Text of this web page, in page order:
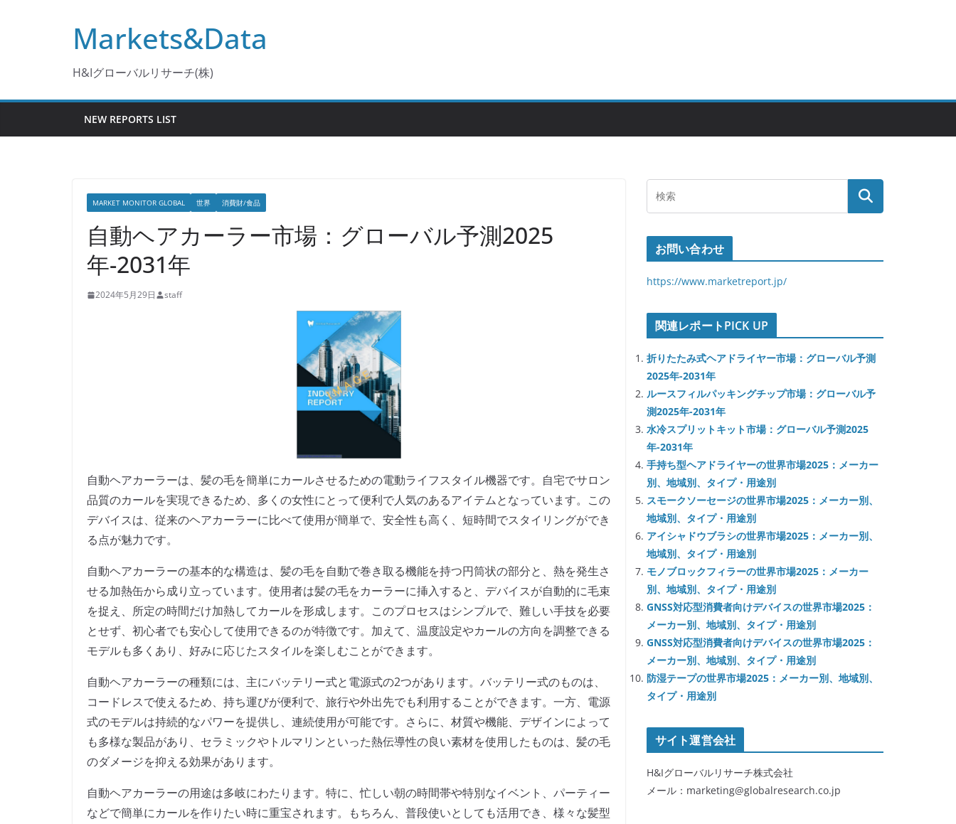
Markets&Data
H&Iグローバルリサーチ(株)
NEW REPORTS LIST
MARKET MONITOR GLOBAL 世界 消費財/食品
自動ヘアカーラー市場：グローバル予測2025
年-2031年
2024年5月29日 staff
自動ヘアカーラーは、髪の毛を簡単にカールさせるための電動ライフスタイル機器です。自宅でサロン
品質のカールを実現できるため、多くの女性にとって便利で人気のあるアイテムとなっています。この
デバイスは、従来のヘアカーラーに比べて使用が簡単で、安全性も高く、短時間でスタイリングができ
る点が魅力です。
自動ヘアカーラーの基本的な構造は、髪の毛を自動で巻き取る機能を持つ円筒状の部分と、熱を発生さ
せる加熱缶から成り立っています。使用者は髪の毛をカーラーに挿入すると、デバイスが自動的に毛束
を捉え、所定の時間だけ加熱してカールを形成します。このプロセスはシンプルで、難しい手技を必要
とせず、初心者でも安心して使用できるのが特徴です。加えて、温度設定やカールの方向を調整できる
モデルも多くあり、好みに応じたスタイルを楽しむことができます。
自動ヘアカーラーの種類には、主にバッテリー式と電源式の2つがあります。バッテリー式のものは、
コードレスで使えるため、持ち運びが便利で、旅行や外出先でも利用することができます。一方、電源
式のモデルは持続的なパワーを提供し、連続使用が可能です。さらに、材質や機能、デザインによって
も多様な製品があり、セラミックやトルマリンといった熱伝導性の良い素材を使用したものは、髪の毛
のダメージを抑える効果があります。
自動ヘアカーラーの用途は多岐にわたります。特に、忙しい朝の時間帯や特別なイベント、パーティー
などで簡単にカールを作りたい時に重宝されます。もちろん、普段使いとしても活用でき、様々な髪型
お問い合わせ
https://www.marketreport.jp/
関連レポートPICK UP
折りたたみ式ヘアドライヤー市場：グローバル予測
2025年-2031年
ルースフィルパッキングチップ市場：グローバル予
測2025年-2031年
水冷スプリットキット市場：グローバル予測2025
年-2031年
手持ち型ヘアドライヤーの世界市場2025：メーカー
別、地域別、タイプ・用途別
スモークソーセージの世界市場2025：メーカー別、
地域別、タイプ・用途別
アイシャドウブラシの世界市場2025：メーカー別、
地域別、タイプ・用途別
モノブロックフィラーの世界市場2025：メーカー
別、地域別、タイプ・用途別
GNSS対応型消費者向けデバイスの世界市場2025：
メーカー別、地域別、タイプ・用途別
GNSS対応型消費者向けデバイスの世界市場2025：
メーカー別、地域別、タイプ・用途別
防湿テープの世界市場2025：メーカー別、地域別、
タイプ・用途別
サイト運営会社
H&Iグローバルリサーチ株式会社
メール：marketing@globalresearch.co.jp